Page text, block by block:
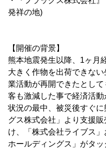
発祥の地)
【開催の背景】
熊本地震発生以降、1ヶ月
大きく作物を出荷できな
業活動が再開できたとし
客も激減した事で経済活
状況の最中、被災後すぐ
グス株式会社」より支援
け、「株式会社ライブス
ホールディングス」がタ